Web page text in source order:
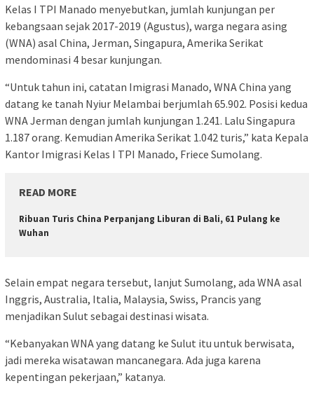
Kelas I TPI Manado menyebutkan, jumlah kunjungan per
kebangsaan sejak 2017-2019 (Agustus), warga negara asing
(WNA) asal China, Jerman, Singapura, Amerika Serikat
mendominasi 4 besar kunjungan.
“Untuk tahun ini, catatan Imigrasi Manado, WNA China yang
datang ke tanah Nyiur Melambai berjumlah 65.902. Posisi kedua
WNA Jerman dengan jumlah kunjungan 1.241. Lalu Singapura
1.187 orang. Kemudian Amerika Serikat 1.042 turis,” kata Kepala
Kantor Imigrasi Kelas I TPI Manado, Friece Sumolang.
READ MORE
Ribuan Turis China Perpanjang Liburan di Bali, 61 Pulang ke
Wuhan
Selain empat negara tersebut, lanjut Sumolang, ada WNA asal
Inggris, Australia, Italia, Malaysia, Swiss, Prancis yang
menjadikan Sulut sebagai destinasi wisata.
“Kebanyakan WNA yang datang ke Sulut itu untuk berwisata,
jadi mereka wisatawan mancanegara. Ada juga karena
kepentingan pekerjaan,” katanya.